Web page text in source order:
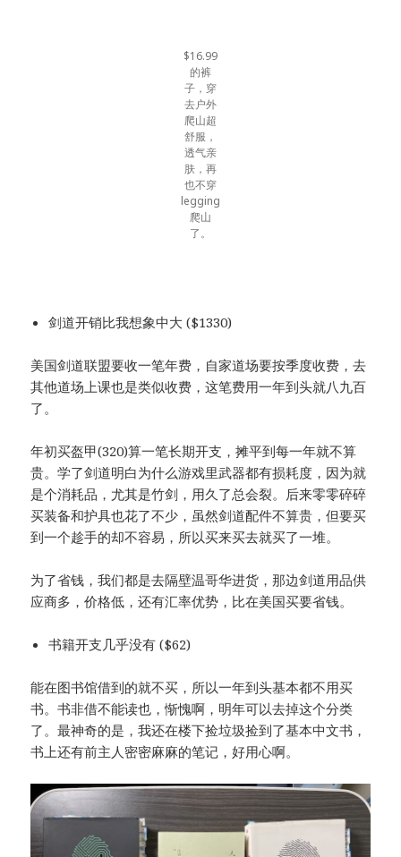
$16.99
的裤
子，穿
去户外
爬山超
舒服，
透气亲
肤，再
也不穿
legging
爬山
了。
剑道开销比我想象中大 ($1330)
美国剑道联盟要收一笔年费，自家道场要按季度收费，去
其他道场上课也是类似收费，这笔费用一年到头就八九百
了。
年初买盔甲(320)算一笔长期开支，摊平到每一年就不算
贵。学了剑道明白为什么游戏里武器都有损耗度，因为就
是个消耗品，尤其是竹剑，用久了总会裂。后来零零碎碎
买装备和护具也花了不少，虽然剑道配件不算贵，但要买
到一个趁手的却不容易，所以买来买去就买了一堆。
为了省钱，我们都是去隔壁温哥华进货，那边剑道用品供
应商多，价格低，还有汇率优势，比在美国买要省钱。
书籍开支几乎没有 ($62)
能在图书馆借到的就不买，所以一年到头基本都不用买
书。书非借不能读也，惭愧啊，明年可以去掉这个分类
了。最神奇的是，我还在楼下捡垃圾捡到了基本中文书，
书上还有前主人密密麻麻的笔记，好用心啊。